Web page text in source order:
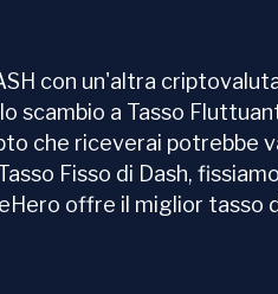
con un'altra
scambio a Tasso
che riceverai
Fisso di Dash,
offre il miglior tasso